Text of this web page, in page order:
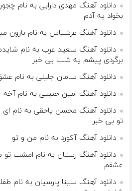
دانلود آهنگ مهدی دارابی به نام
بخواد یه آدم
دانلود آهنگ عرشیاس به نام بارون
دانلود آهنگ سعید عرب به نام
برگردى پيشم يه شب بى خبر
دانلود آهنگ سامان جلیلی به نام
دانلود آهنگ امین حبیبی به نام
دانلود آهنگ محسن یاحقی به نام ای
تو بی خبر
دانلود آهنگ آکورد به نام من و تو
دانلود آهنگ رستان به نام امشب
عشقم
دانلود آهنگ سینا پارسیان به نام